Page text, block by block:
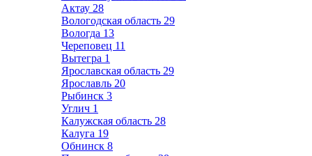
Актау 28
Вологодская область 29
Вологда 13
Череповец 11
Вытегра 1
Ярославская область 29
Ярославль 20
Рыбинск 3
Углич 1
Калужская область 28
Калуга 19
Обнинск 8